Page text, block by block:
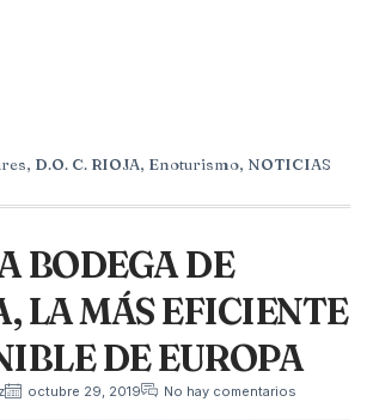
, D.O. C. RIOJA, Enoturismo, NOTICIAS
BODEGA DE
LA MÁS EFICIENTE
DE EUROPA
octubre 29, 2019
No hay comentarios